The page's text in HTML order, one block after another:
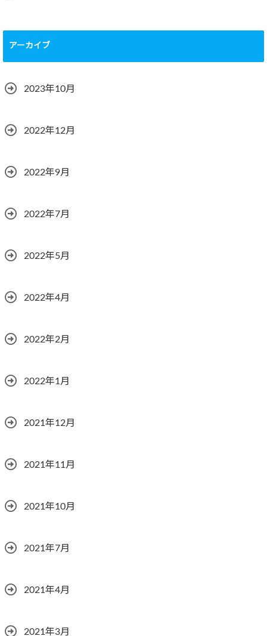
アーカイブ
2023年10月
2022年12月
2022年9月
2022年7月
2022年5月
2022年4月
2022年2月
2022年1月
2021年12月
2021年11月
2021年10月
2021年7月
2021年4月
2021年3月